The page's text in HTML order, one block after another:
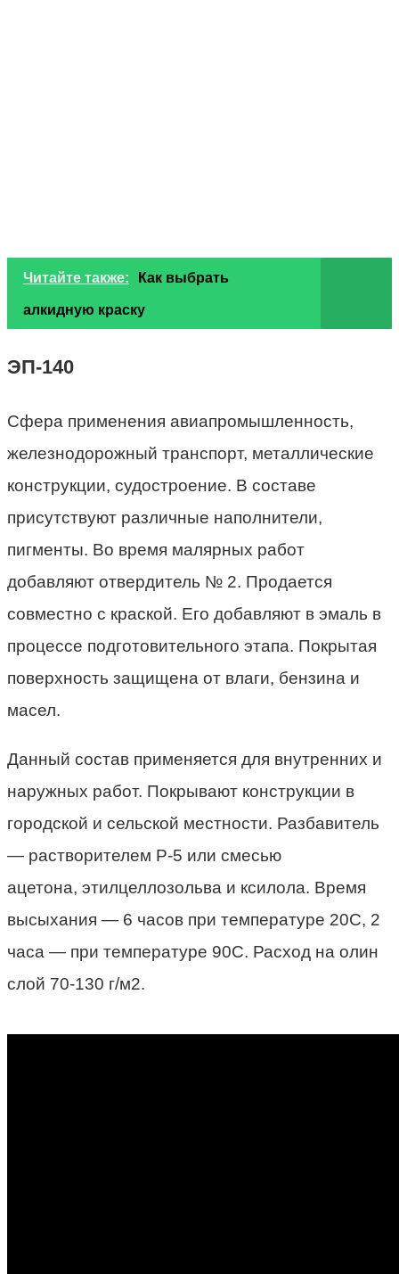
Читайте также: Как выбрать
алкидную краску
ЭП-140
Сфера применения авиапромышленность,
железнодорожный транспорт, металлические
конструкции, судостроение. В составе
присутствуют различные наполнители,
пигменты. Во время малярных работ
добавляют отвердитель № 2. Продается
совместно с краской. Его добавляют в эмаль в
процессе подготовительного этапа. Покрытая
поверхность защищена от влаги, бензина и
масел.
Данный состав применяется для внутренних и
наружных работ. Покрывают конструкции в
городской и сельской местности. Разбавитель
— растворителем Р-5 или смесью
ацетона, этилцеллозольва и ксилола. Время
высыхания — 6 часов при температуре 20С, 2
часа — при температуре 90С. Расход на олин
слой 70-130 г/м2.